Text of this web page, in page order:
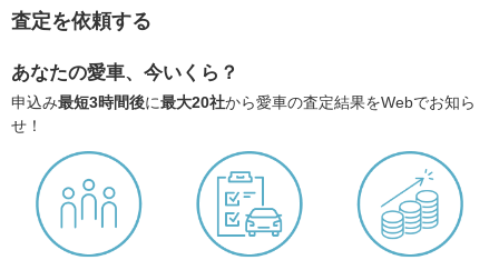
査定を依頼する
あなたの愛車、今いくら？
申込み最短3時間後に最大20社から愛車の査定結果をWebでお知ら
せ！